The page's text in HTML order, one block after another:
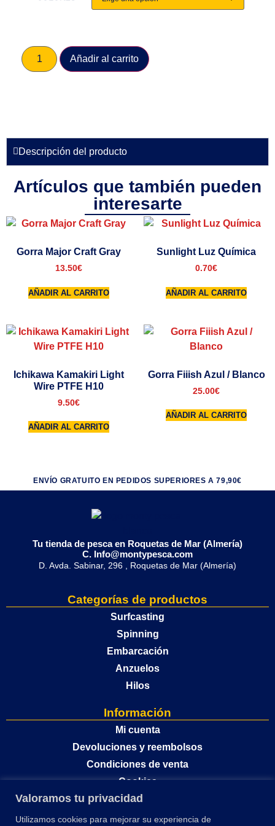
Valoramos tu privacidad
Utilizamos cookies para mejorar su experiencia de
Añadir al carrito
Descripción del producto
Artículos que también pueden
interesarte
Gorra Major Craft Gray
13.50€
AÑADIR AL CARRITO
Sunlight Luz Química
0.70€
AÑADIR AL CARRITO
Ichikawa Kamakiri Light
Wire PTFE H10
9.50€
AÑADIR AL CARRITO
Gorra Fiiish Azul / Blanco
25.00€
AÑADIR AL CARRITO
ENVÍO GRATUITO EN PEDIDOS SUPERIORES A 79,90€
Tu tienda de pesca en Roquetas de Mar (Almería)
C. Info@montypesca.com
D. Avda. Sabinar, 296 , Roquetas de Mar (Almería)
Categorías de productos
Surfcasting
Spinning
Embarcación
Anzuelos
Hilos
Información
Mi cuenta
Devoluciones y reembolsos
Condiciones de venta
Cookies
Política de privacidad